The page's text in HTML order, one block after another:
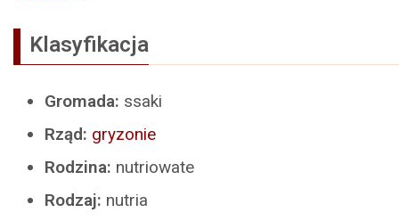
Klasyfikacja
Gromada: ssaki
Rząd: gryzonie
Rodzina: nutriowate
Rodzaj: nutria